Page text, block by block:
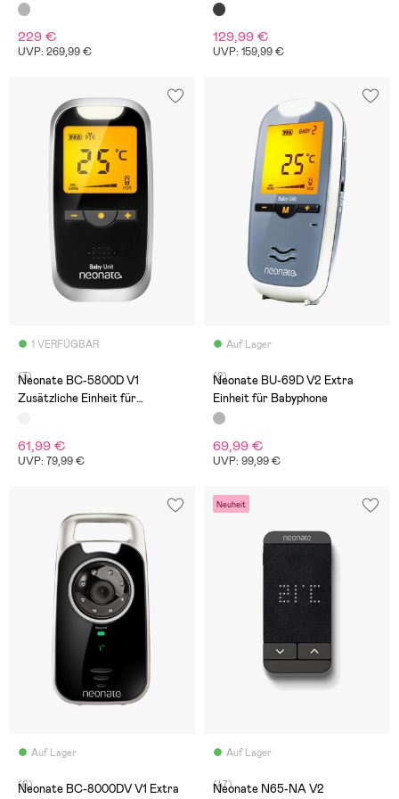
229 €
UVP: 269,99 €
129,99 €
UVP: 159,99 €
1 VERFÜGBAR
(3)
Neonate BC-5800D V1
Zusätzliche Einheit für
61,99 €
UVP: 79,99 €
Auf Lager
(2)
Neonate BU-69D V2 Extra
Einheit für Babyphone
69,99 €
UVP: 99,99 €
Auf Lager
(6)
Neonate BC-8000DV V1 Extra
Neuheit
Auf Lager
(47)
Neonate N65-NA V2